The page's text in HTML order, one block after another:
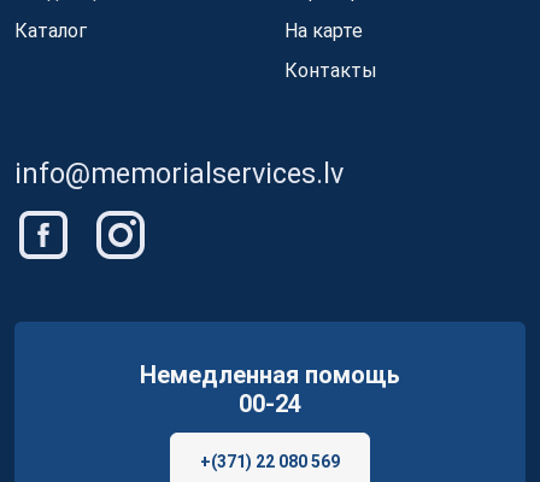
Каталог
На карте
Контакты
info@memorialservices.lv
Немедленная помощь
00-24
+(371) 22 080 569